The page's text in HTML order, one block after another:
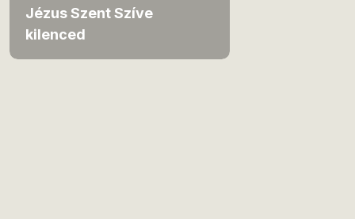
Jézus Szent Szíve
kilenced